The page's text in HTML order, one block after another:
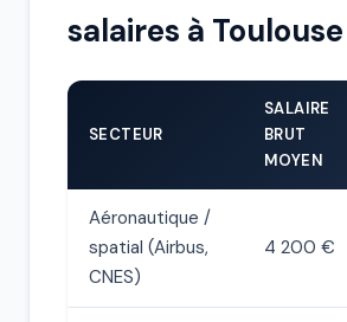
salaires à Toulouse
SECTEUR
SALAIRE
BRUT
MOYEN
Aéronautique /
spatial (Airbus,
CNES)
4 200 €